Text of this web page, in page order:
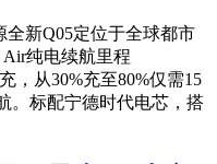
新Q05定位于全球都市
Air纯电续航里程
，从30%充至80%仅需15
。标配宁德时代电芯，搭